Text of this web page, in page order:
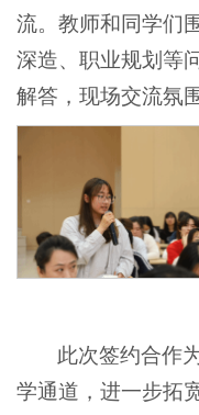
流。教师和同学们
深造、职业规划等
解答，现场交流氛
此次签约合作
学通道，进一步拓